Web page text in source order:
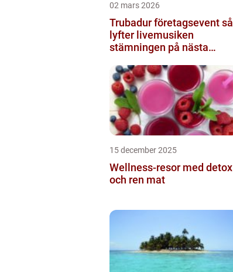
02 mars 2026
Trubadur företagsevent så
lyfter livemusiken
stämningen på nästa
15 december 2025
Wellness-resor med detox
och ren mat